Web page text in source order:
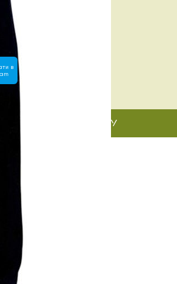
зателефонуйте або напишіть
в